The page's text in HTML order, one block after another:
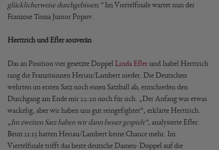
glücklicherweise durchgebissen.“Im Viertelfinale wartet nun der
Franzose Toma Junior Popov.
Herttrich und Efler souverän
Das an Position vier gesetzte Doppel Linda Eflerund Isabel Herttrich
rang die Französinnen Heriau/Lambert nieder. Die Deutschen
wehrten im ersten Satz noch einen Satzball ab, entschieden den
Durchgang am Ende mir 22:20 noch für sich. „Der Anfang war etwas
wackelig, aber wir haben uns gut reingefightet“, erklärte Herttrich.
„Im zweiten Satz haben wir dann besser gespielt“, analysierte Efler.
Beim 21:13 hatten Heriau/Lambert keine Chance mehr. Im
Viertelfinale trifft das beste deutsche Damen- Doppel auf die